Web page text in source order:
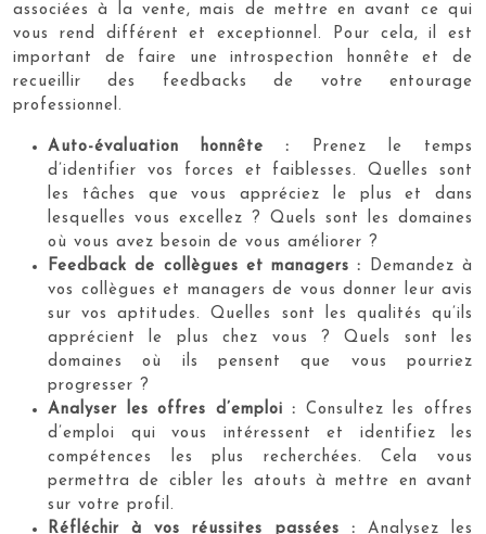
associées à la vente, mais de mettre en avant ce qui
vous rend différent et exceptionnel. Pour cela, il est
important de faire une introspection honnête et de
recueillir des feedbacks de votre entourage
professionnel.
Auto-évaluation honnête : Prenez le temps
d’identifier vos forces et faiblesses. Quelles sont
les tâches que vous appréciez le plus et dans
lesquelles vous excellez ? Quels sont les domaines
où vous avez besoin de vous améliorer ?
Feedback de collègues et managers : Demandez à
vos collègues et managers de vous donner leur avis
sur vos aptitudes. Quelles sont les qualités qu’ils
apprécient le plus chez vous ? Quels sont les
domaines où ils pensent que vous pourriez
progresser ?
Analyser les offres d’emploi : Consultez les offres
d’emploi qui vous intéressent et identifiez les
compétences les plus recherchées. Cela vous
permettra de cibler les atouts à mettre en avant
sur votre profil.
Réfléchir à vos réussites passées : Analysez les